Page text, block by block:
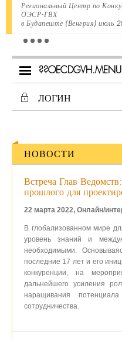
Региональный Центр по
ОЭСР-ГВХ
в Будапеште (Венгрия) июль
ЛОГИН
НОВОСТИ
Встреча Глав
прошлого для
22 марта 2022, Онлайн/
В глобализованном мире
уровень знаний и
необходимыми.
последние 17 лет и его
конкуренции, на
дальнейшего усиления
наращивания
сотрудничества.